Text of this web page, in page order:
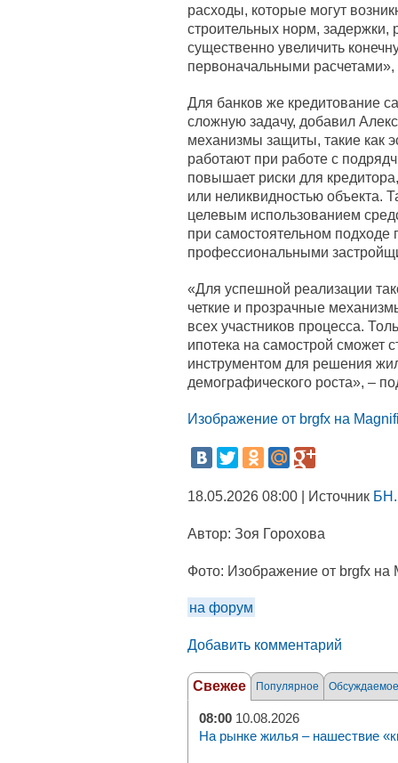
расходы, которые могут
строительных норм, задержки,
существенно увеличить
первоначальными расчетами»,
Для банков же кредитование
сложную задачу, добавил
механизмы защиты, такие как
работают при работе с
повышает риски для
или неликвидностью объекта.
целевым использованием
при самостоятельном подходе
профессиональными
«Для успешной реализации
четкие и прозрачные
всех участников процесса.
ипотека на самострой сможет
инструментом для решения
демографического роста», –
Изображение от brgfx на
18.05.2026 08:00 | Источник
Автор: Зоя Горохова
Фото: Изображение от brgfx на
на форум
Добавить комментарий
Свежее Популярное Обсуждаемое
08:00 10.08.2026
На рынке жилья – нашествие